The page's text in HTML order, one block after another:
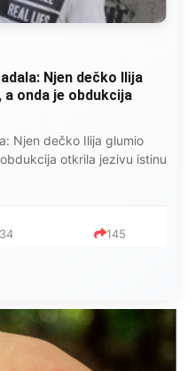
ona ga kupala,
jutro je poslao po
ga kupala, pelene mu
po čokoladu..
234